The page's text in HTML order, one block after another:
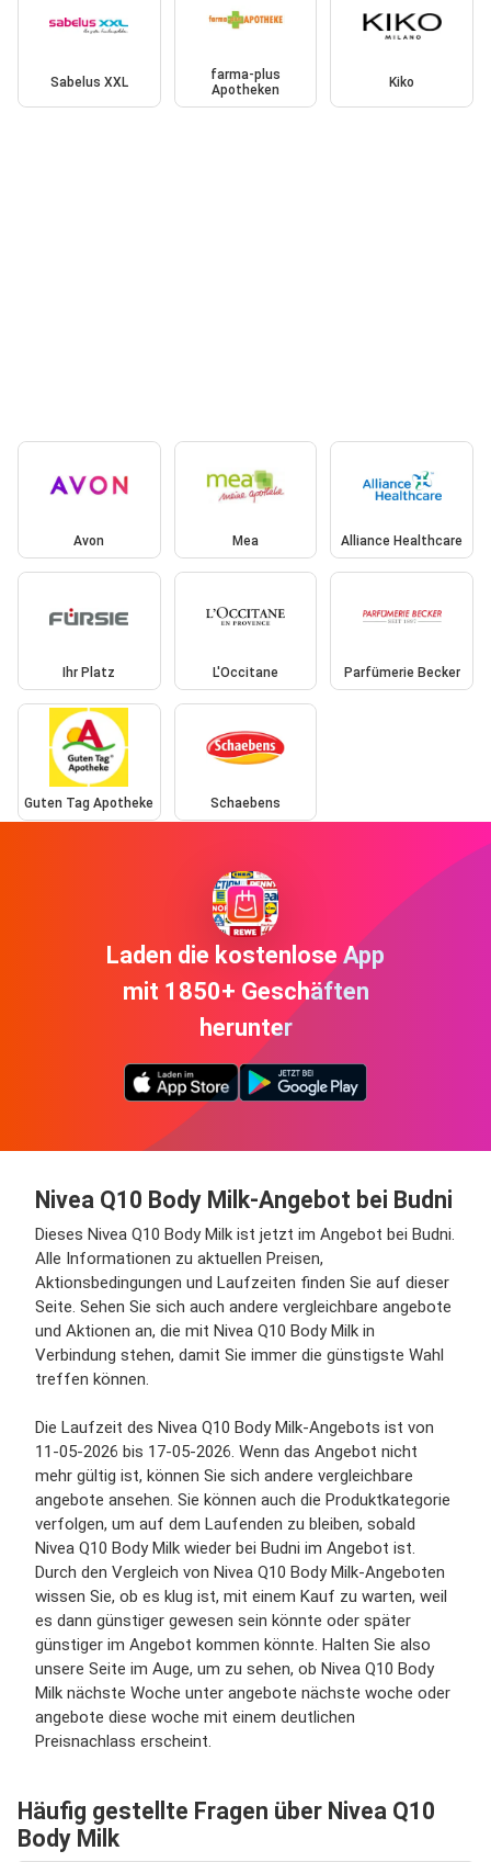
Sabelus XXL
farma-plus
Apotheken
Kiko
Avon Mea Alliance Healthcare
Ihr Platz L'Occitane Parfümerie Becker
Guten Tag Apotheke Schaebens
Laden die kostenlose App
mit 1850+ Geschäften
herunter
Nivea Q10 Body Milk-Angebot bei Budni
Dieses Nivea Q10 Body Milk ist jetzt im Angebot bei Budni.
Alle Informationen zu aktuellen Preisen,
Aktionsbedingungen und Laufzeiten finden Sie auf dieser
Seite. Sehen Sie sich auch andere vergleichbare angebote
und Aktionen an, die mit Nivea Q10 Body Milk in
Verbindung stehen, damit Sie immer die günstigste Wahl
treffen können.
Die Laufzeit des Nivea Q10 Body Milk-Angebots ist von
11-05-2026 bis 17-05-2026. Wenn das Angebot nicht
mehr gültig ist, können Sie sich andere vergleichbare
angebote ansehen. Sie können auch die Produktkategorie
verfolgen, um auf dem Laufenden zu bleiben, sobald
Nivea Q10 Body Milk wieder bei Budni im Angebot ist.
Durch den Vergleich von Nivea Q10 Body Milk-Angeboten
wissen Sie, ob es klug ist, mit einem Kauf zu warten, weil
es dann günstiger gewesen sein könnte oder später
günstiger im Angebot kommen könnte. Halten Sie also
unsere Seite im Auge, um zu sehen, ob Nivea Q10 Body
Milk nächste Woche unter angebote nächste woche oder
angebote diese woche mit einem deutlichen
Preisnachlass erscheint.
Häufig gestellte Fragen über Nivea Q10
Body Milk